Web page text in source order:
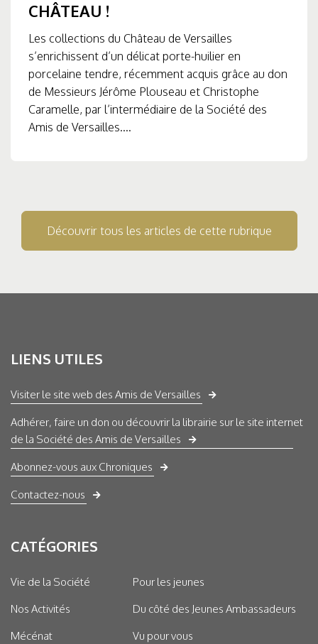
CHÂTEAU !
Les collections du Château de Versailles
s’enrichissent d’un délicat porte-huilier en
porcelaine tendre, récemment acquis grâce au don
de Messieurs Jérôme Plouseau et Christophe
Caramelle, par l’intermédiaire de la Société des
Amis de Versailles....
Découvrir tous les articles de cette rubrique
LIENS UTILES
Visiter le site web des Amis de Versailles
Adhérer, faire un don ou découvrir la librairie sur le site internet
de la Société des Amis de Versailles
Abonnez-vous aux Chroniques
Contactez-nous
CATÉGORIES
Vie de la Société
Nos Activités
Mécénat
Pour les jeunes
Du côté des Jeunes Ambassadeurs
Vu pour vous